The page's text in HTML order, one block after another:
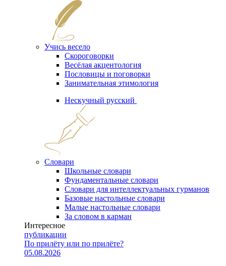
Учись весело
Скороговорки
Весёлая акцентология
Пословицы и поговорки
Занимательная этимология
Нескучный русский
Словари
Школьные словари
Фундаментальные словари
Словари для интеллектуальных гурманов
Базовые настольные словари
Малые настольные словари
За словом в карман
Интересное
публикации
По прилёту или по прилёте?
05.08.2026